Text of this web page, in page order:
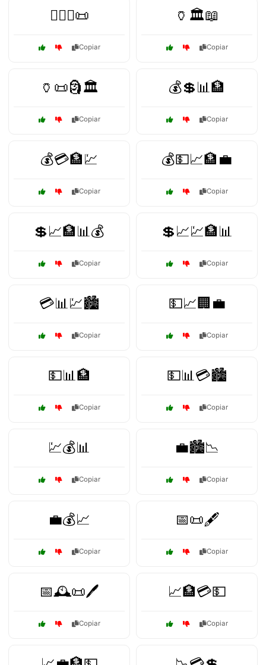
🏴‍☠️⚓📜
Copiar
🏺🏛️📖
Copiar
🏺📜🗿🏛️
Copiar
💰💲📊🏦
Copiar
💰💳🏦💹
Copiar
💰💵📈🏦💼
Copiar
💲📈🏦📊💰
Copiar
💲📈💹🏦📊
Copiar
💳📊💹🏙️
Copiar
💵📈🏢💼
Copiar
💵📊🏦
Copiar
💵📊💳🏙️
Copiar
💹💰📊
Copiar
💼🏙️📉
Copiar
💼💰📈
Copiar
📅📜🖋️
Copiar
📅🕰️📜🖊️
Copiar
📈🏦💳💵
Copiar